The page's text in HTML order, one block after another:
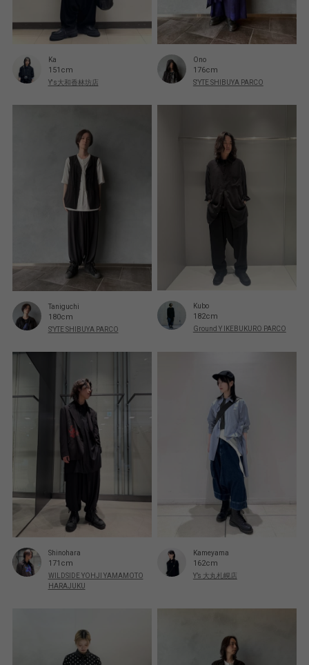
Ka
151cm
Y's大和香林坊店
Ono
176cm
S'YTE SHIBUYA PARCO
Taniguchi
180cm
S'YTE SHIBUYA PARCO
Kubo
182cm
Ground Y IKEBUKURO PARCO
Shinohara
171cm
WILDSIDE YOHJI YAMAMOTO
HARAJUKU
Kameyama
162cm
Y’s 大丸札幌店